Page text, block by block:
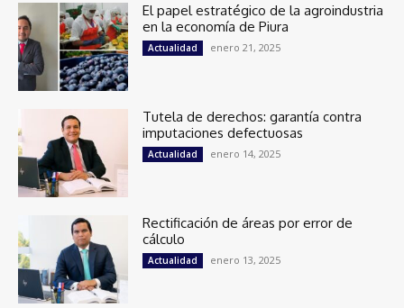
El papel estratégico de la agroindustria
en la economía de Piura
Actualidad enero 21, 2025
Tutela de derechos: garantía contra
imputaciones defectuosas
Actualidad enero 14, 2025
Rectificación de áreas por error de
cálculo
Actualidad enero 13, 2025